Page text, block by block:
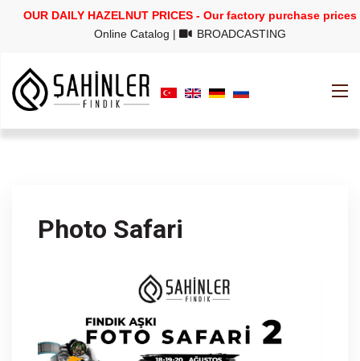
OUR DAILY HAZELNUT PRICES - Our factory purchase prices
Online Catalog | BROADCASTING
Photo Safari